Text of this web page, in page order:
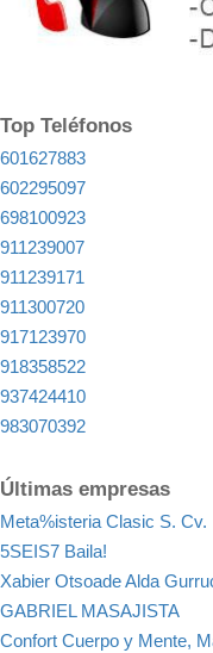
Top Teléfonos
601627883
602295097
698100923
911239007
911239171
911300720
917123970
918358522
937424410
983070392
Últimas empresas
Meta%isteria Clasic S. Cv.
5SEIS7 Baila!
Xabier Otsoade Alda
GABRIEL MASAJISTA
Confort Cuerpo y Mente,